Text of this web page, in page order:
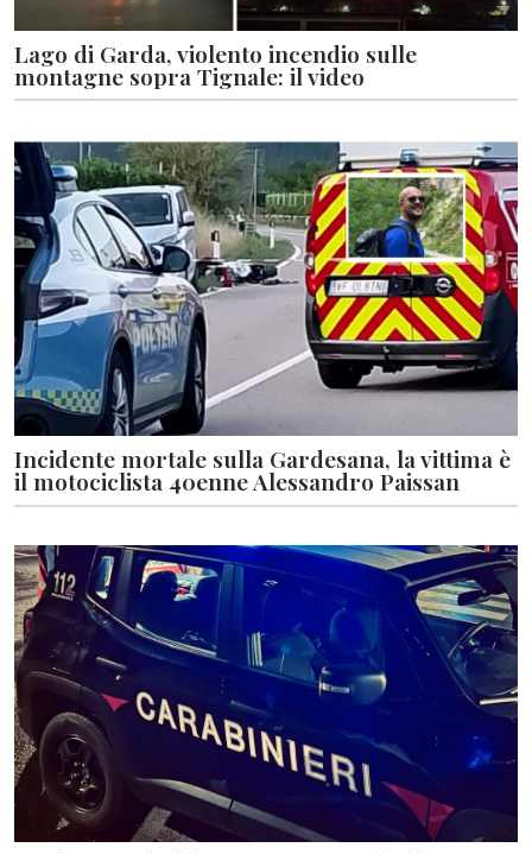
Lago di Garda, violento incendio sulle
montagne sopra Tignale: il video
Incidente mortale sulla Gardesana, la vittima è
il motociclista 40enne Alessandro Paissan